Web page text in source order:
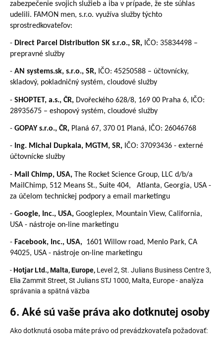
zabezpečenie svojich služieb a iba v prípade, že ste súhlas
udelili. FAMON men, s.r.o. využíva služby týchto
sprostredkovateľov:
- Direct Parcel Distribution SK s.r.o., SR, IČO: 35834498 –
prepravné služby
- AN systems.sk, s.r.o., SR, IČO: 45250588 – účtovnícky,
skladový, pokladničný systém, cloudové služby
- SHOPTET, a.s., ČR, Dvořeckého 628/8, 169 00 Praha 6, IČO:
28935675 – eshopový systém, cloudové služby
- GOPAY s.r.o., ČR, Planá 67, 370 01 Planá, IČO: 26046768
- Ing. Michal Dupkala, MGTM, SR, IČO: 37093436 - externé
účtovnícke služby
- Mail Chimp, USA, The Rocket Science Group, LLC d/b/a
MailChimp, 512 Means St., Suite 404, Atlanta, Georgia, USA -
za účelom technickej podpory a email marketingu
- Google, Inc., USA, Googleplex, Mountain View, California,
USA - nástroje on-line marketingu
- Facebook, Inc., USA, 1601 Willow road, Menlo Park, CA
94025, USA - nástroje on-line marketingu
-Hotjar Ltd., Malta, Europe, Level 2, St. Julians Business Centre 3,
Elia Zammit Street, St Julians STJ 1000, Malta, Europe - analýza
správania a spätná väzba
6. Aké sú vaše práva ako dotknutej osoby
Ako dotknutá osoba máte právo od prevádzkovateľa požadovať: